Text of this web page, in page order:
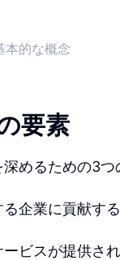
本的な概念
要素
めるための3つ
企業に貢献する
ビスが提供さ